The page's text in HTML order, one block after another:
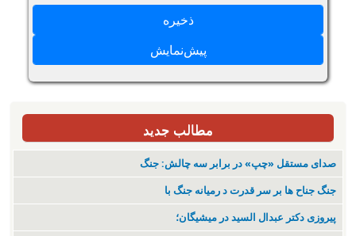
مطالب جدید
صدای مستقل «چپ» در برابر سه چالش: جنگ
جنگ جناح ها بر سر قدرت د رمیانە جنگ با
پیروزی دکتر عبدال السید در میشیگان؛